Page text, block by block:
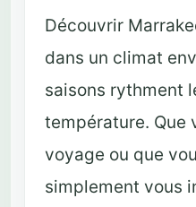
Découvrir
dans un climat
saisons rythment
température. Que
voyage ou que
simplement vous